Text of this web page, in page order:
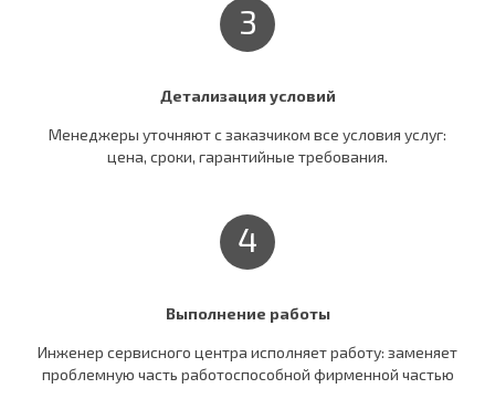
3
Детализация условий
Менеджеры уточняют c заказчиком все условия услуг:
цена, сроки, гарантийные требования.
4
Выполнение работы
Инженер сервисного центра исполняет работу: заменяет
проблемную часть работоспособной фирменной частью